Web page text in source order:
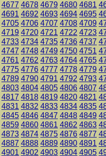
4677 4678 4679 4680 4681
4691 4692 4693 4694 4695
4705 4706 4707 4708 4709
4719 4720 4721 4722 4723
4733 4734 4735 4736 4737
4747 4748 4749 4750 4751
4761 4762 4763 4764 4765
4775 4776 4777 4778 4779
4789 4790 4791 4792 4793
4803 4804 4805 4806 4807
4817 4818 4819 4820 4821
4831 4832 4833 4834 4835
4845 4846 4847 4848 4849
4859 4860 4861 4862 4863
4873 4874 4875 4876 4877
4887 4888 4889 4890 4891
4901 4902 4903 4904 4905